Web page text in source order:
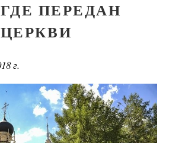
ПЕРЕДАН
ЦЕРКВИ
г.